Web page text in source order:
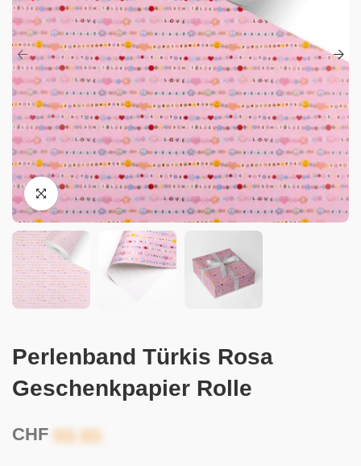
Perlenband Türkis Rosa
Geschenkpapier Rolle
CHF